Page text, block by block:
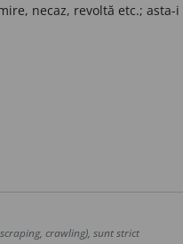
necaz, revoltă etc.; asta-i
crawling), sunt strict